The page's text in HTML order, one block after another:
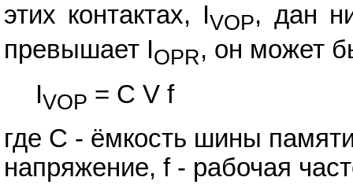
этих контактах, IVOP, дан
превышает IOPR, он может
IVOP = C V f
где C - ёмкость шины
напряжение, f - рабочая